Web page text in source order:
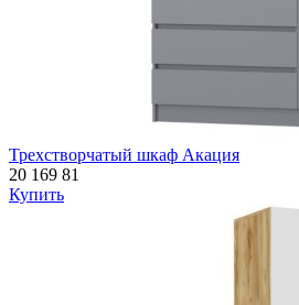
Трехстворчатый шкаф Акация
20 169 81
Купить